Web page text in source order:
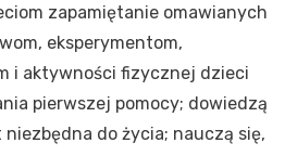
zapamiętanie omawianych
eksperymentom,
i aktywności fizycznej dzieci
pierwszej pomocy; dowiedzą
do życia; nauczą się,